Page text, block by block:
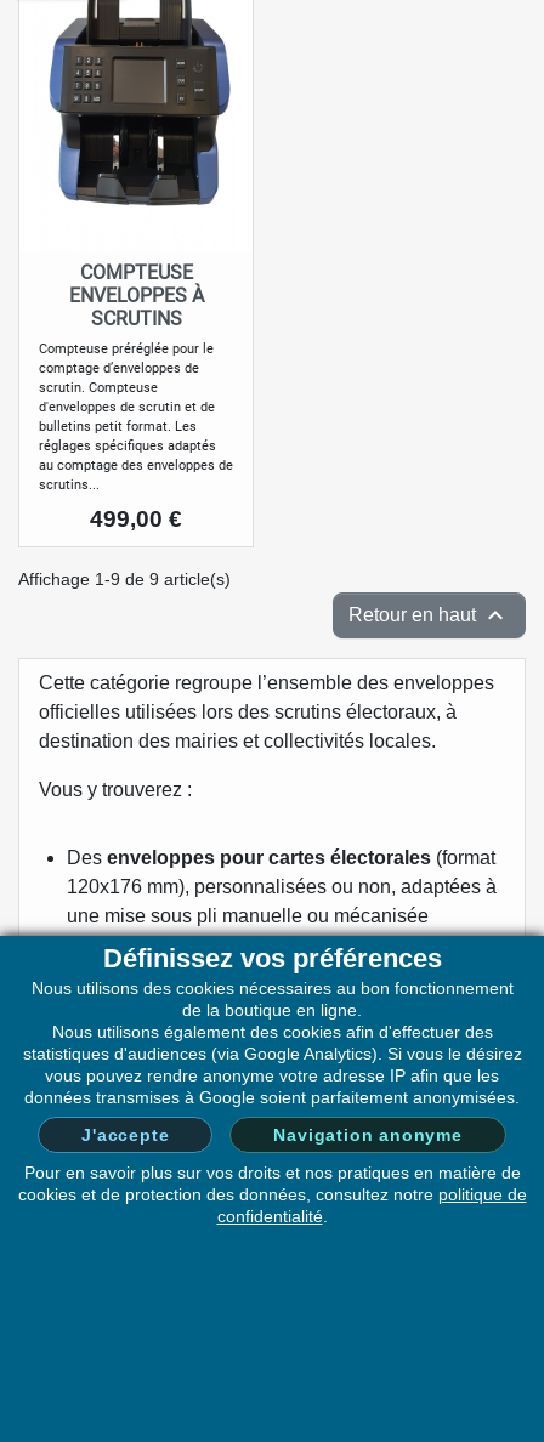
COMPTEUSE
ENVELOPPES À
SCRUTINS
Compteuse préréglée pour le
comptage d’enveloppes de
scrutin. Compteuse
d'enveloppes de scrutin et de
bulletins petit format. Les
réglages spécifiques adaptés
au comptage des enveloppes de
scrutins...
Prix
499,00 €
Affichage 1-9 de 9 article(s)
Retour en haut 
Cette catégorie regroupe l’ensemble des enveloppes
officielles utilisées lors des scrutins électoraux, à
destination des mairies et collectivités locales.
Vous y trouverez :
Des enveloppes pour cartes électorales (format
120x176 mm), personnalisées ou non, adaptées à
une mise sous pli manuelle ou mécanisée
Desenveloppes de vote réglementaires
90x140 mm) disponibles en plusieurs couleurs
(bleue, verte, rose, jaune, etc.), pour distinguer les
types de bulletins
Unecompteuse d’enveloppespour faciliter le
dépouillement
Tous les modèles respectent les normes électorales
en vigueur et sont proposés en conditionnements
adaptés aux besoins des communes.
Définissez vos préférences
Nous utilisons des cookies nécessaires au bon fonctionnement
de la boutique en ligne.
Nous utilisons également des cookies afin d'effectuer des
statistiques d'audiences (via Google Analytics). Si vous le désirez
vous pouvez rendre anonyme votre adresse IP afin que les
données transmises à Google soient parfaitement anonymisées.
J'accepte
Navigation anonyme
Pour en savoir plus sur vos droits et nos pratiques en matière de
cookies et de protection des données, consultez notre politique de
confidentialité.